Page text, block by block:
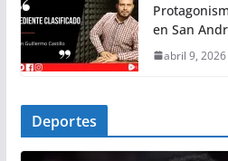
en San
abril 9, 2026
Deportes